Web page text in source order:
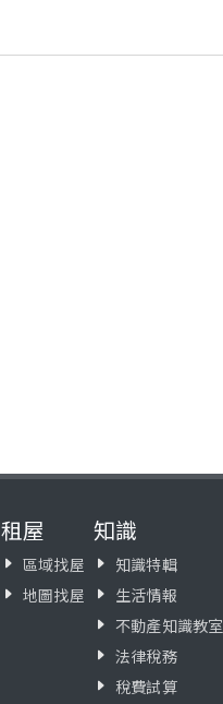
租屋
區域找屋
地圖找屋
知識
知識特輯
生活情報
不動產知識教室
法律稅務
稅費試算